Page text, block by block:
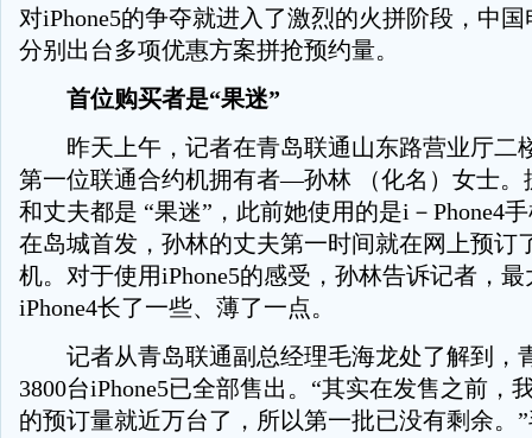
对iPhone5的争夺就进入了激烈的火拼阶段，中
分别出台多项优惠方案拼抢预约量。
首位购买者是“果迷”
昨天上午，记者在青岛联通山东路营业厅二
第一位联通合约机拥有者—孙林 （化名）女士。
和丈夫都是 “果迷”，此前她使用的是i－Phone4
在岛城首发，孙林的丈夫第一时间就在网上预订
机。对于使用iPhone5的感受，孙林告诉记者，
iPhone4长了一些、薄了一点。
记者从青岛联通副总经理毛海龙处了解到，
3800台iPhone5已全部售出。“其实在发售之前，
的预订量就近万台了，所以第一批已没有剩余。